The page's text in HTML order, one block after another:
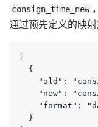
consign_time_new
通过预先定义的映射
  {
"old":
"new":
"format":
  }